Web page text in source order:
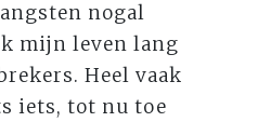
nogal
mijn leven lang
Heel vaak
iets, tot nu toe